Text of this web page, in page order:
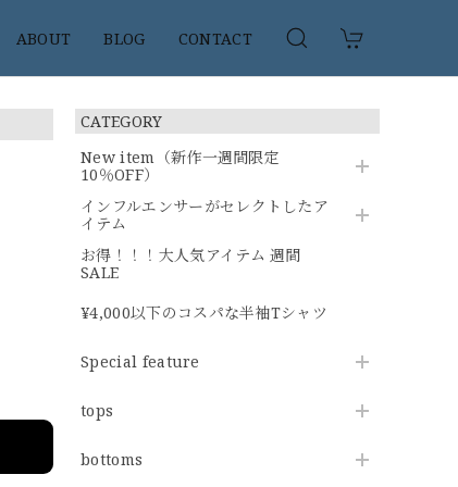
ABOUT BLOG CONTACT
CATEGORY
New item（新作一週間限定
10％OFF）
インフルエンサーがセレクトしたア
イテム
お得！！！大人気アイテム 週間
SALE
¥4,000以下のコスパな半袖Tシャツ
Special feature
tops
bottoms